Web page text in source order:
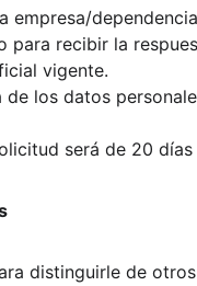
empresa/
para recibir la
vigente.
los datos
será de 20 días
distinguirle de